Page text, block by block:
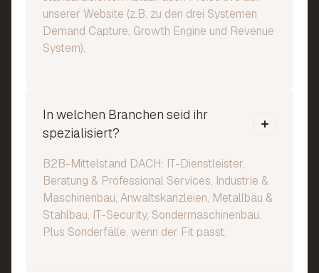
unserer Website (z.B. zu den drei Systemen
Demand Capture, Growth Engine und Revenue
System).
In welchen Branchen seid ihr
spezialisiert?
B2B-Mittelstand DACH: IT-Dienstleister,
Beratung & Professional Services, Industrie &
Maschinenbau, Anwaltskanzleien, Metallbau &
Stahlbau, IT-Security, Sondermaschinenbau.
Plus Sonderfälle, wenn der Fit passt.